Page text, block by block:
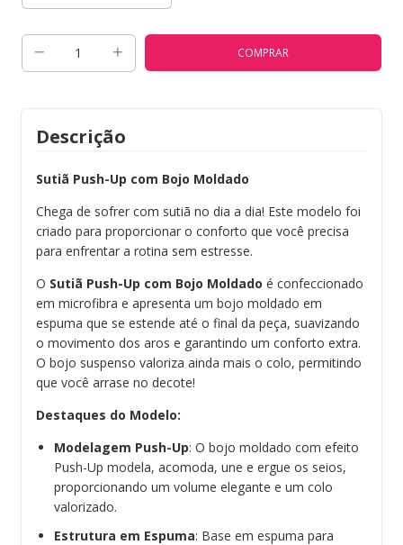
Descrição
Sutiã Push-Up com Bojo Moldado
Chega de sofrer com sutiã no dia a dia! Este modelo foi
criado para proporcionar o conforto que você precisa
para enfrentar a rotina sem estresse.
O Sutiã Push-Up com Bojo Moldado é confeccionado
em microfibra e apresenta um bojo moldado em
espuma que se estende até o final da peça, suavizando
o movimento dos aros e garantindo um conforto extra.
O bojo suspenso valoriza ainda mais o colo, permitindo
que você arrase no decote!
Destaques do Modelo:
Modelagem Push-Up: O bojo moldado com efeito
Push-Up modela, acomoda, une e ergue os seios,
proporcionando um volume elegante e um colo
valorizado.
Estrutura em Espuma: Base em espuma para